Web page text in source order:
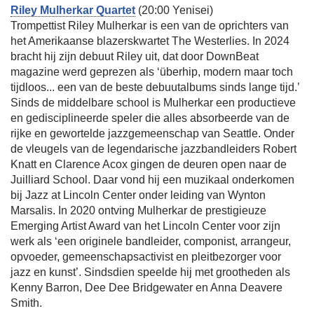
Riley Mulherkar Quartet (20:00 Yenisei)
Trompettist Riley Mulherkar is een van de oprichters van
het Amerikaanse blazerskwartet The Westerlies. In 2024
bracht hij zijn debuut Riley uit, dat door DownBeat
magazine werd geprezen als ‘überhip, modern maar toch
tijdloos... een van de beste debuutalbums sinds lange tijd.’
Sinds de middelbare school is Mulherkar een productieve
en gedisciplineerde speler die alles absorbeerde van de
rijke en gewortelde jazzgemeenschap van Seattle. Onder
de vleugels van de legendarische jazzbandleiders Robert
Knatt en Clarence Acox gingen de deuren open naar de
Juilliard School. Daar vond hij een muzikaal onderkomen
bij Jazz at Lincoln Center onder leiding van Wynton
Marsalis. In 2020 ontving Mulherkar de prestigieuze
Emerging Artist Award van het Lincoln Center voor zijn
werk als ‘een originele bandleider, componist, arrangeur,
opvoeder, gemeenschapsactivist en pleitbezorger voor
jazz en kunst’. Sindsdien speelde hij met grootheden als
Kenny Barron, Dee Dee Bridgewater en Anna Deavere
Smith.